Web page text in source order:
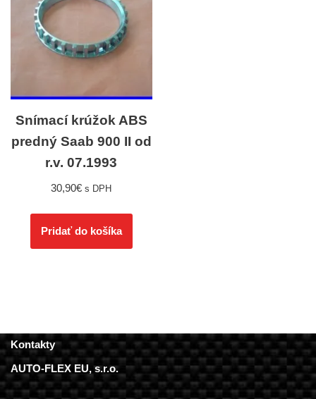
Snímací krúžok ABS
predný Saab 900 II od
r.v. 07.1993
30,90€ s DPH
Pridať do košíka
Kontakty
AUTO-FLEX EU, s.r.o.